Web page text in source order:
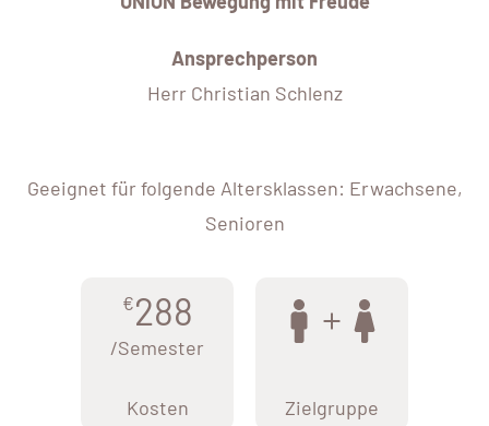
Ansprechperson
Herr Christian Schlenz
Geeignet für folgende Altersklassen: Erwachsene,
Senioren
€288
/Semester
Kosten Zielgruppe